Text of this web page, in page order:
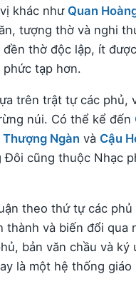
khác như Quan
tượng thờ và nghi
thờ độc lập, ít
tạp hơn.
trên trật tự các
núi. Có thể kể đến
Thượng Ngàn và Cậu
Đôi cũng thuộc Nhạc
theo thứ tự các
thành và biến đổi
bản văn chầu và
là một hệ thống